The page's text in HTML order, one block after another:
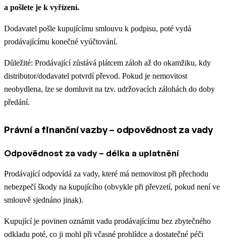
a pošlete je k vyřízení.
Dodavatel pošle kupujícímu smlouvu k podpisu, poté vydá
prodávajícímu konečné vyúčtování.
Důležité: Prodávající zůstává plátcem záloh až do okamžiku, kdy
distributor/dodavatel potvrdí převod. Pokud je nemovitost
neobydlena, lze se domluvit na tzv. udržovacích zálohách do doby
předání.
Právní a finanční vazby – odpovědnost za vady
Odpovědnost za vady – délka a uplatnění
Prodávající odpovídá za vady, které má nemovitost při přechodu
nebezpečí škody na kupujícího (obvykle při převzetí, pokud není ve
smlouvě sjednáno jinak).
Kupující je povinen oznámit vadu prodávajícímu bez zbytečného
odkladu poté, co ji mohl při včasné prohlídce a dostatečné péči